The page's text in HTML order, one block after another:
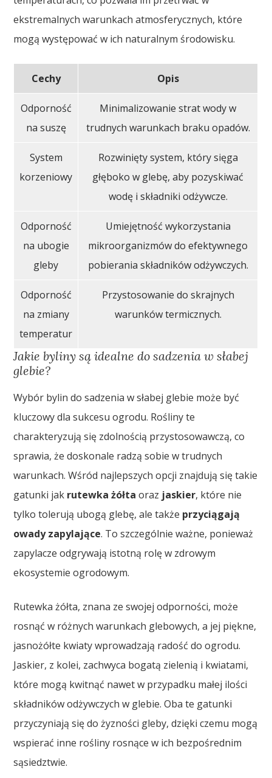
ekstremalnych warunkach atmosferycznych, które
mogą występować w ich naturalnym środowisku.
Cechy Opis
Odporność
na suszę
Minimalizowanie strat wody w
trudnych warunkach braku opadów.
System
korzeniowy
Rozwinięty system, który sięga
głęboko w glebę, aby pozyskiwać
wodę i składniki odżywcze.
Odporność
na ubogie
gleby
Umiejętność wykorzystania
mikroorganizmów do efektywnego
pobierania składników odżywczych.
Odporność
na zmiany
temperatur
Przystosowanie do skrajnych
warunków termicznych.
Jakie byliny są idealne do sadzenia w słabej
glebie?
Wybór bylin do sadzenia w słabej glebie może być
kluczowy dla sukcesu ogrodu. Rośliny te
charakteryzują się zdolnością przystosowawczą, co
sprawia, że doskonale radzą sobie w trudnych
warunkach. Wśród najlepszych opcji znajdują się takie
gatunki jak rutewka żółta oraz jaskier, które nie
tylko tolerują ubogą glebę, ale także przyciągają
owady zapylające. To szczególnie ważne, ponieważ
zapylacze odgrywają istotną rolę w zdrowym
ekosystemie ogrodowym.
Rutewka żółta, znana ze swojej odporności, może
rosnąć w różnych warunkach glebowych, a jej piękne,
jasnożółte kwiaty wprowadzają radość do ogrodu.
Jaskier, z kolei, zachwyca bogatą zielenią i kwiatami,
które mogą kwitnąć nawet w przypadku małej ilości
składników odżywczych w glebie. Oba te gatunki
przyczyniają się do żyzności gleby, dzięki czemu mogą
wspierać inne rośliny rosnące w ich bezpośrednim
sąsiedztwie.